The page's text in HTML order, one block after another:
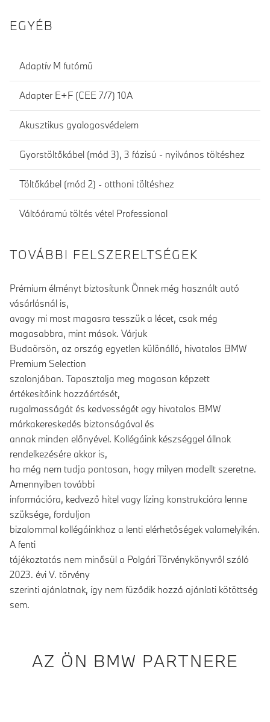
EGYÉB
Adaptív M futómű
Adapter E+F (CEE 7/7) 10A
Akusztikus gyalogosvédelem
Gyorstöltőkábel (mód 3), 3 fázisú - nyilvános töltéshez
Töltőkábel (mód 2) - otthoni töltéshez
Váltóáramú töltés vétel Professional
TOVÁBBI FELSZERELTSÉGEK
Prémium élményt biztosítunk Önnek még használt autó
vásárlásnál is,
avagy mi most magasra tesszük a lécet, csak még
magasabbra, mint mások. Várjuk
Budaörsön, az ország egyetlen különálló, hivatalos BMW
Premium Selection
szalonjában. Tapasztalja meg magasan képzett
értékesítőink hozzáértését,
rugalmasságát és kedvességét egy hivatalos BMW
márkakereskedés biztonságával és
annak minden előnyével. Kollégáink készséggel állnak
rendelkezésére akkor is,
ha még nem tudja pontosan, hogy milyen modellt szeretne.
Amennyiben további
információra, kedvező hitel vagy lízing konstrukcióra lenne
szüksége, forduljon
bizalommal kollégáinkhoz a lenti elérhetőségek valamelyikén.
A fenti
tájékoztatás nem minősül a Polgári Törvénykönyvről szóló
2023. évi V. törvény
szerinti ajánlatnak, így nem fűződik hozzá ajánlati kötöttség
sem.
AZ ÖN BMW PARTNERE